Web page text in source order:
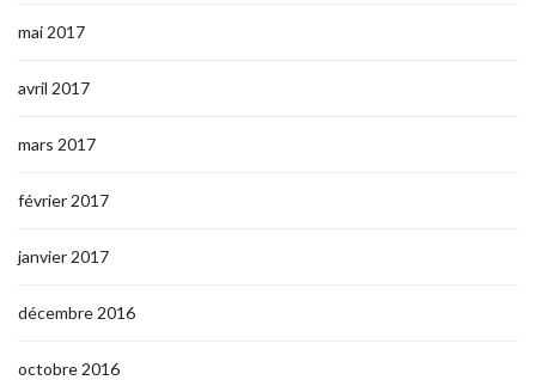
mai 2017
avril 2017
mars 2017
février 2017
janvier 2017
décembre 2016
octobre 2016